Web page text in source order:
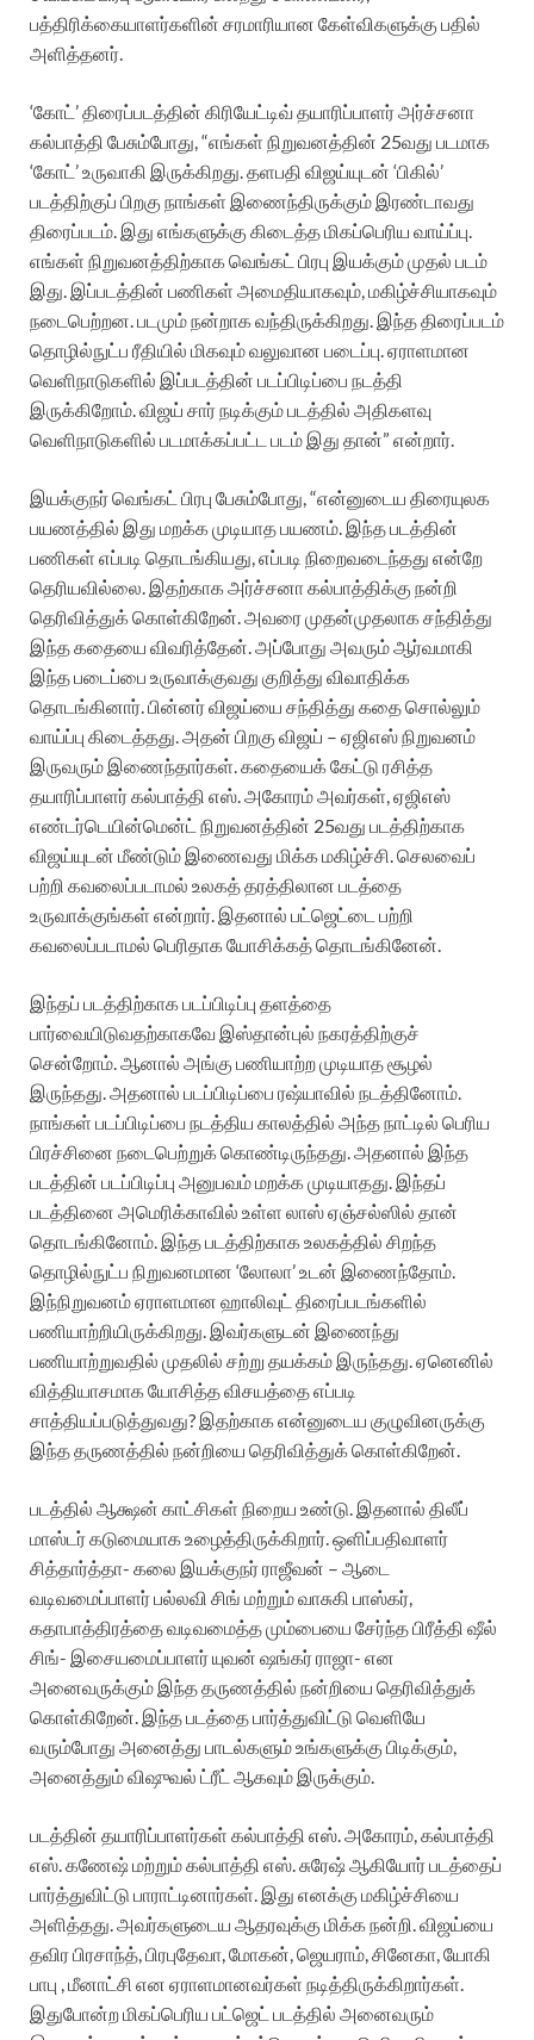
பத்திரிக்கையாளர்களின் சரமாரியான கேள்விகளுக்கு பதில்
அளித்தனர்.
‘கோட்’ திரைப்படத்தின் கிரியேட்டிவ் தயாரிப்பாளர் அர்ச்சனா
கல்பாத்தி பேசும்போது, “எங்கள் நிறுவனத்தின் 25வது படமாக
‘கோட்’ உருவாகி இருக்கிறது.‌ தளபதி விஜய்யுடன் ‘பிகில்’
படத்திற்குப் பிறகு நாங்கள் இணைந்திருக்கும் இரண்டாவது
திரைப்படம்.‌‌ இது எங்களுக்கு கிடைத்த மிகப்பெரிய வாய்ப்பு.
எங்கள் நிறுவனத்திற்காக வெங்கட் பிரபு இயக்கும் முதல் படம்
இது. இப்படத்தின் பணிகள் அமைதியாகவும், மகிழ்ச்சியாகவும்
நடைபெற்றன. படமும் நன்றாக வந்திருக்கிறது. இந்த திரைப்படம்
தொழில்நுட்ப ரீதியில் மிகவும் வலுவான படைப்பு. ஏராளமான
வெளிநாடுகளில் இப்படத்தின் படப்பிடிப்பை நடத்தி
இருக்கிறோம். விஜய் சார் நடிக்கும் படத்தில் அதிகளவு
வெளிநாடுகளில் படமாக்கப்பட்ட படம் இது தான்” என்றார்.
இயக்குநர் வெங்கட் பிரபு பேசும்போது, “என்னுடைய திரையுலக
பயணத்தில் இது மறக்க முடியாத பயணம்.‌ இந்த படத்தின்
பணிகள் எப்படி தொடங்கியது, எப்படி நிறைவடைந்தது என்றே
தெரியவில்லை. இதற்காக அர்ச்சனா கல்பாத்திக்கு நன்றி
தெரிவித்துக் கொள்கிறேன். அவரை முதன்முதலாக சந்தித்து
இந்த கதையை விவரித்தேன். அப்போது அவரும் ஆர்வமாகி
இந்த படைப்பை உருவாக்குவது குறித்து விவாதிக்க
தொடங்கினார். பின்னர் விஜய்யை சந்தித்து கதை சொல்லும்
வாய்ப்பு கிடைத்தது.‌ அதன் பிறகு விஜய் – ஏஜிஎஸ் நிறுவனம்
இருவரும் இணைந்தார்கள். கதையைக் கேட்டு ரசித்த
தயாரிப்பாளர் கல்பாத்தி எஸ். அகோரம் அவர்கள், ஏஜிஎஸ்
எண்டர்டெயின்மென்ட் நிறுவனத்தின் 25வது படத்திற்காக
விஜய்யுடன் மீண்டும் இணைவது மிக்க மகிழ்ச்சி. செலவைப்
பற்றி கவலைப்படாமல் உலகத் தரத்திலான படத்தை
உருவாக்குங்கள் என்றார். இதனால் பட்ஜெட்டை பற்றி
கவலைப்படாமல் பெரிதாக யோசிக்கத் தொடங்கினேன்.‌
இந்தப் படத்திற்காக படப்பிடிப்பு தளத்தை
பார்வையிடுவதற்காகவே இஸ்தான்புல் நகரத்திற்குச்
சென்றோம். ஆனால் அங்கு பணியாற்ற முடியாத சூழல்
இருந்தது. அதனால் படப்பிடிப்பை ரஷ்யாவில் நடத்தினோம்.
நாங்கள் படப்பிடிப்பை நடத்திய காலத்தில் அந்த நாட்டில் பெரிய
பிரச்சினை நடைபெற்றுக் கொண்டிருந்தது. அதனால் இந்த
படத்தின் படப்பிடிப்பு அனுபவம் மறக்க முடியாதது. இந்தப்
படத்தினை அமெரிக்காவில் உள்ள லாஸ் ஏஞ்சல்ஸில் தான்
தொடங்கினோம். இந்த படத்திற்காக உலகத்தில் சிறந்த
தொழில்நுட்ப நிறுவனமான ‘லோலா’ உடன் இணைந்தோம்.
இந்நிறுவனம் ஏராளமான ஹாலிவுட் திரைப்படங்களில்
பணியாற்றியிருக்கிறது. இவர்களுடன் இணைந்து
பணியாற்றுவதில் முதலில் சற்று தயக்கம் இருந்தது. ஏனெனில்
வித்தியாசமாக யோசித்த விசயத்தை எப்படி
சாத்தியப்படுத்துவது? இதற்காக என்னுடைய குழுவினருக்கு
இந்த தருணத்தில் நன்றியை தெரிவித்துக் கொள்கிறேன்.
படத்தில் ஆக்ஷன் காட்சிகள் நிறைய உண்டு. இதனால் திலீப்
மாஸ்டர் கடுமையாக உழைத்திருக்கிறார்.‌ ஒளிப்பதிவாளர்
சித்தார்த்தா- கலை இயக்குநர் ராஜீவன் – ஆடை
வடிவமைப்பாளர் பல்லவி சிங் மற்றும் வாசுகி பாஸ்கர்,
கதாபாத்திரத்தை வடிவமைத்த மும்பையை சேர்ந்த பிரீத்தி ஷீல்
சிங்- இசையமைப்பாளர் யுவன் ஷங்கர் ராஜா- என
அனைவருக்கும் இந்த தருணத்தில் நன்றியை தெரிவித்துக்
கொள்கிறேன். இந்த படத்தை பார்த்துவிட்டு வெளியே
வரும்போது அனைத்து பாடல்களும் உங்களுக்கு பிடிக்கும்,
அனைத்தும் விஷுவல் ட்ரீட் ஆகவும் இருக்கும்.
படத்தின் தயாரிப்பாளர்கள் கல்பாத்தி எஸ். அகோரம், கல்பாத்தி
எஸ். கணேஷ் மற்றும் கல்பாத்தி எஸ். சுரேஷ் ஆகியோர் படத்தைப்
பார்த்துவிட்டு பாராட்டினார்கள்.‌ இது எனக்கு மகிழ்ச்சியை
அளித்தது. அவர்களுடைய ஆதரவுக்கு மிக்க நன்றி. விஜய்யை
தவிர பிரசாந்த், பிரபுதேவா, மோகன், ஜெயராம், சினேகா, யோகி
பாபு , மீனாட்சி என ஏராளமானவர்கள் நடித்திருக்கிறார்கள்.
இதுபோன்ற மிகப்பெரிய பட்ஜெட் படத்தில் அனைவரும்